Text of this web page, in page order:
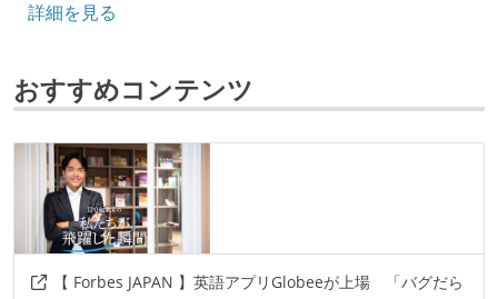
フレームワーク
データベース
realm
ソースコード管理
git
プロジェクト管理
詳細を見る
おすすめコンテンツ
【 Forbes JAPAN 】英語アプリGlobeeが上場 「バグだら